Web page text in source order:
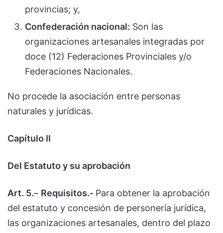
provincias; y,
Confederación nacional: Son las
organizaciones artesanales integradas por
doce (12) Federaciones Provinciales y/o
Federaciones Nacionales.
No procede la asociación entre personas
naturales y jurídicas.
Capítulo II
Del Estatuto y su aprobación
Art. 5.– Requisitos.- Para obtener la aprobación
del estatuto y concesión de personería jurídica,
las organizaciones artesanales, dentro del plazo